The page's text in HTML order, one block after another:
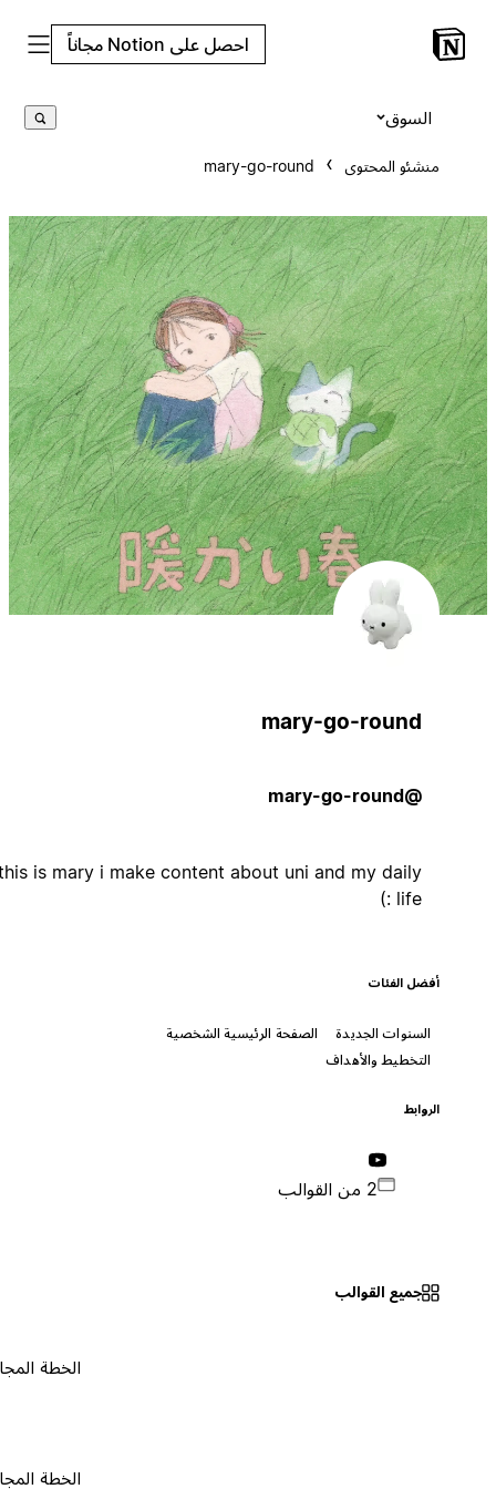
احصل على Notion مجاناً
منشئو المحتوى mary-go-round
mary-go-round
hi! this is mary i make content about uni and my daily
أفضل الفئات
السنوات الجديدة
الصفحة الرئيسية الشخصية
التخطيط والأهداف
جميع القوالب
الخطة المجانية ٠
الخطة المجانية ٠